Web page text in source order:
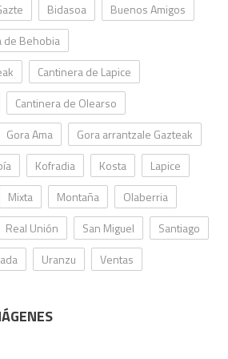
Bidasoa
Buenos Amigos
de Behobia
Cantinera de Lapice
Cantinera de Olearso
Gora Ama
Gora arrantzale Gazteak
Kofradia Kosta
Lapice
Mixta Montaña
Olaberria
Real Unión San Miguel
Santiago
Uranzu Ventas